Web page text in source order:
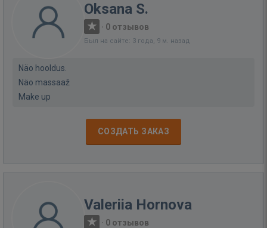
Oksana S.
· 0 отзывов
Был на сайте: 3 года, 9 м. назад
Näo hooldus.
Näo massaaž
Make up
СОЗДАТЬ ЗАКАЗ
Valeriia Hornova
· 0 отзывов